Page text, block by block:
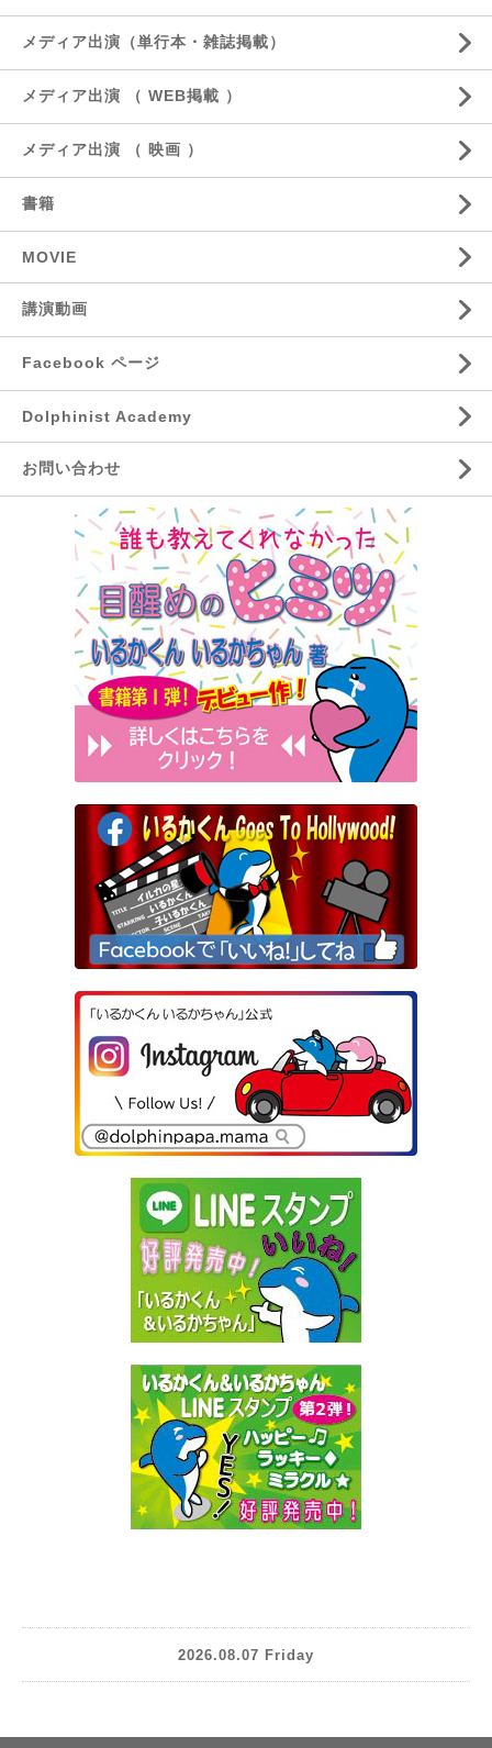
メディア出演（単行本・雑誌掲載）
メディア出演 （ WEB掲載 ）
メディア出演 （ 映画 ）
書籍
MOVIE
講演動画
Facebook ページ
Dolphinist Academy
お問い合わせ
2026.08.07 Friday